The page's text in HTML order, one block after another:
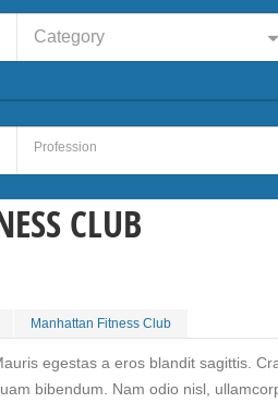
Category
CLUB
Manhattan Fitness Club
egestas a eros blandit sagittis.
bibendum. Nam odio nisl,